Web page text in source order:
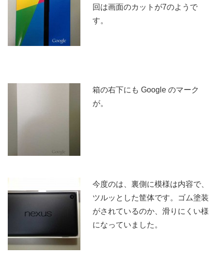
回は画面のカットが7のようで
す。
箱の右下にも Google のマーク
が。
今度のは、裏側に模様は内容で、
ツルッとした筐体です。ゴム塗装
がされているのか、滑りにくい様
になっていました。